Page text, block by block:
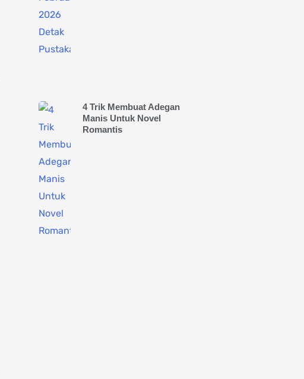
4 Trik Membuat Adegan
Manis Untuk Novel
Romantis